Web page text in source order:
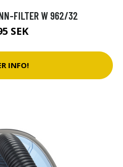
FILTER W 962/32
SEK
INFO!